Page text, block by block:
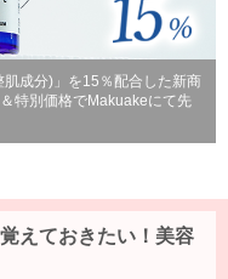
成分)」を15％配合した新商
特別価格でMakuakeにて先
えておきたい！美容